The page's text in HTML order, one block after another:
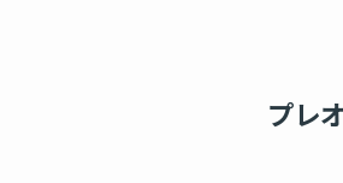
プレ